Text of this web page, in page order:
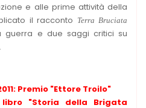
e alle prime attività della
il racconto Terra Bruciata
guerra e due saggi critici su
Premio "Ettore Troilo"
"Storia della Brigata